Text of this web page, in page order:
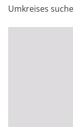
Umkreises